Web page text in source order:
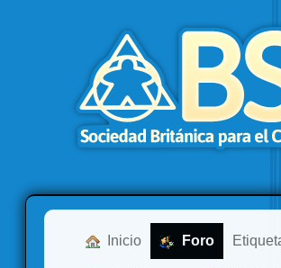
Inicio Foro